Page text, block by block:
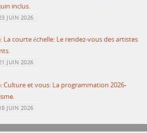
inclus.
JUIN 2026
La courte échelle: Le rendez-vous des artistes
JUIN 2026
Culture et vous: La programmation 2026-
JUIN 2026